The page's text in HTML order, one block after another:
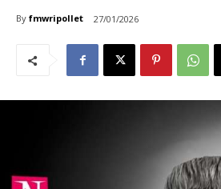
By fmwripollet 27/01/2026